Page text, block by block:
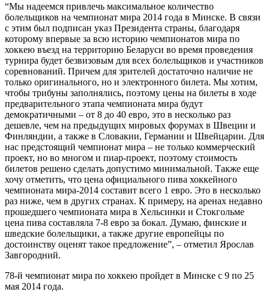
“Мы надеемся привлечь максимальное количество
болельщиков на чемпионат мира 2014 года в Минске. В связи
с этим был подписан указ Президента страны, благодаря
которому впервые за всю историю чемпионатов мира по
хоккею въезд на территорию Беларуси во время проведения
турнира будет безвизовым для всех болельщиков и участников
соревнований. Причем для зрителей достаточно наличие не
только оригинального, но и электронного билета. Мы хотим,
чтобы трибуны заполнялись, поэтому цены на билеты в ходе
предварительного этапа чемпионата мира будут
демократичными – от 8 до 40 евро, это в несколько раз
дешевле, чем на предыдущих мировых форумах в Швеции и
Финляндии, а также в Словакии, Германии и Швейцарии. Для
нас предстоящий чемпионат мира – не только коммерческий
проект, но во многом и пиар-проект, поэтому стоимость
билетов решено сделать допустимо минимальной. Также еще
хочу отметить, что цена официального пива хоккейного
чемпионата мира-2014 составит всего 1 евро. Это в несколько
раз ниже, чем в других странах. К примеру, на аренах недавно
прошедшего чемпионата мира в Хельсинки и Стокгольме
цена пива составляла 7-8 евро за бокал. Думаю, финские и
шведские болельщики, а также другие европейцы по
достоинству оценят такое предложение”, – отметил Ярослав
Завгородний.
78-й чемпионат мира по хоккею пройдет в Минске с 9 по 25
мая 2014 года.